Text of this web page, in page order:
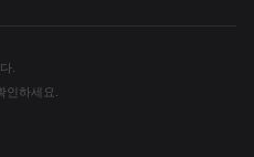
.
하세요.